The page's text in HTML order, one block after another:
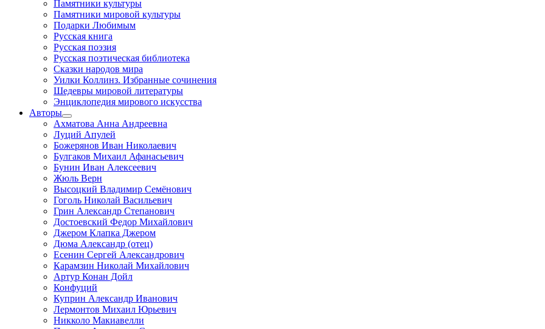
Памятники культуры
Памятники мировой культуры
Подарки Любимым
Русская книга
Русская поэзия
Русская поэтическая библиотека
Сказки народов мира
Уилки Коллинз. Избранные сочинения
Шедевры мировой литературы
Энциклопедия мирового искусства
Авторы
Ахматова Анна Андреевна
Луций Апулей
Божерянов Иван Николаевич
Булгаков Михаил Афанасьевич
Бунин Иван Алексеевич
Жюль Верн
Высоцкий Владимир Семёнович
Гоголь Николай Васильевич
Грин Александр Степанович
Достоевский Федор Михайлович
Джером Клапка Джером
Дюма Александр (отец)
Есенин Сергей Александрович
Карамзин Николай Михайлович
Артур Конан Дойл
Конфуций
Куприн Александр Иванович
Лермонтов Михаил Юрьевич
Никколо Макиавелли